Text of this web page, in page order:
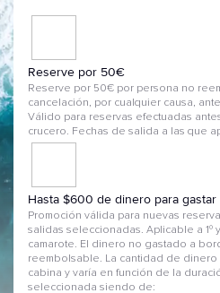
Reserve por 50€
Reserve por 50€ por persona no
cancelación, por cualquier causa,
Válido para reservas efectuadas
crucero. Fechas de salida a las que
Hasta $600 de dinero para gastar
Promoción válida para nuevas
salidas seleccionadas. Aplicable a 1º
camarote. El dinero no gastado a
reembolsable. La cantidad de
cabina y varía en función de la
seleccionada siendo de: